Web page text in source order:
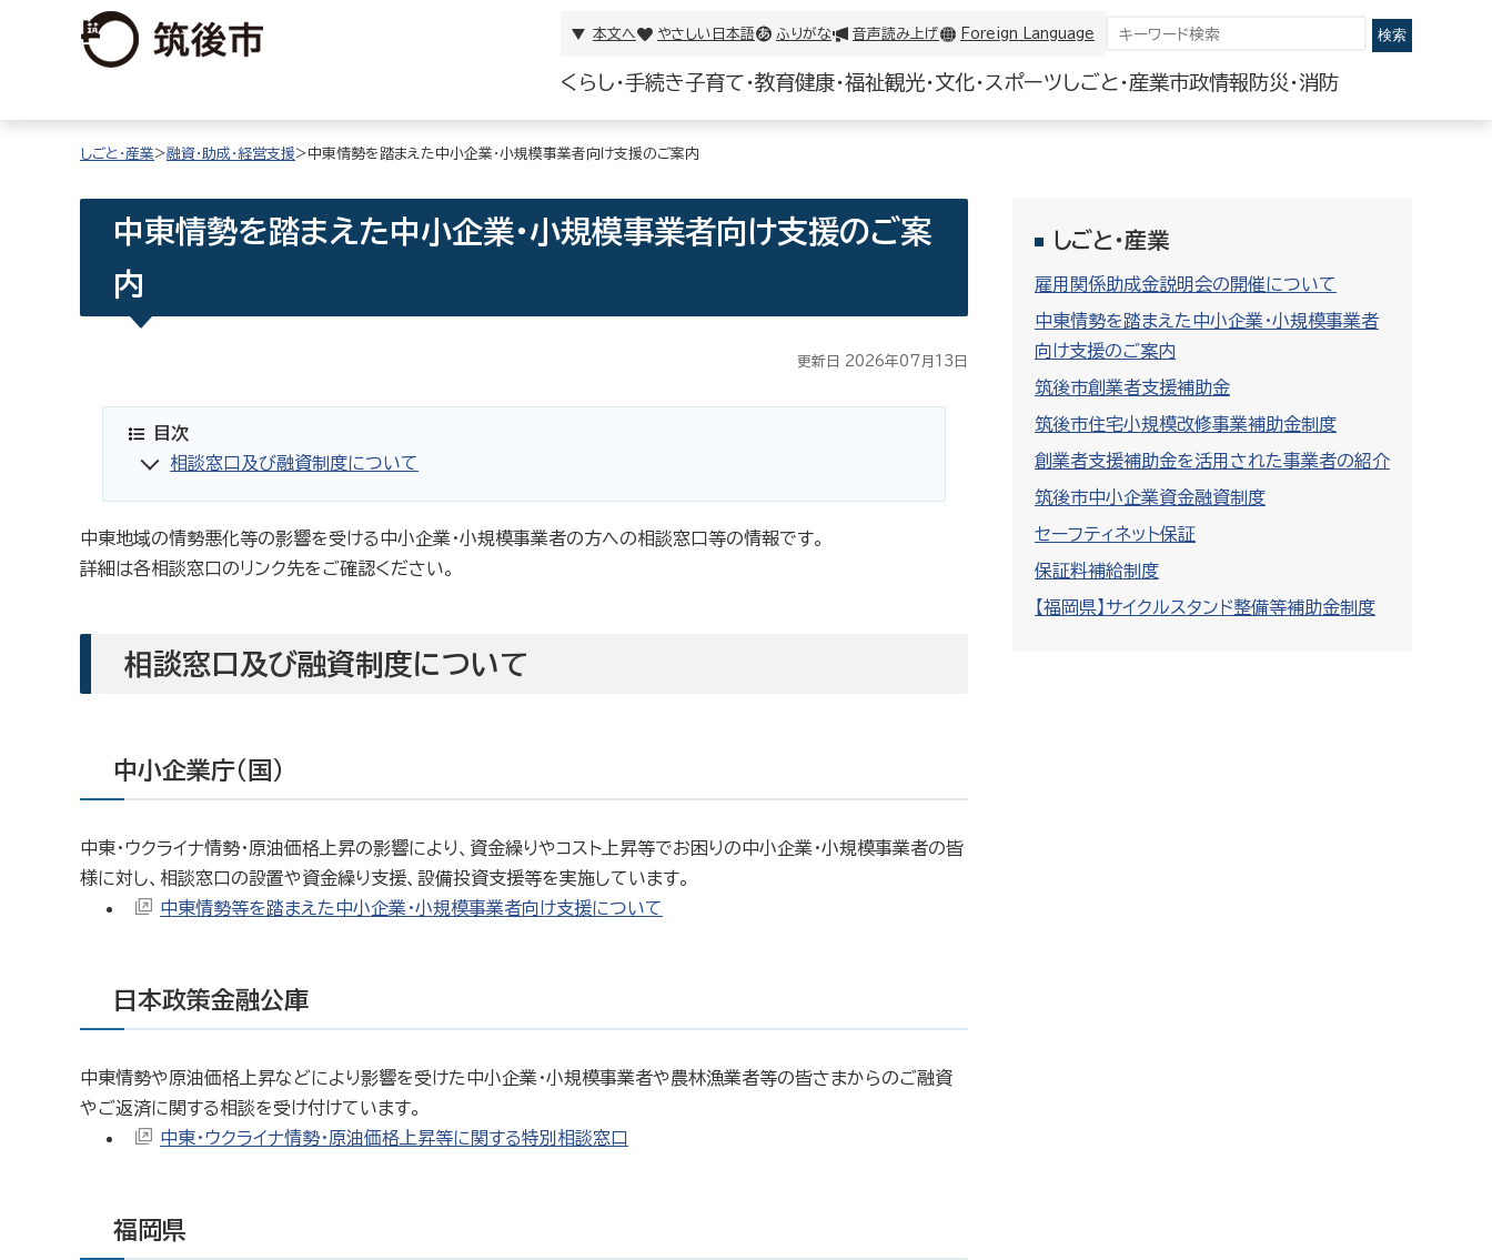
本文へ やさしい日本語 ふりがな 音声読み上げ Foreign Language
くらし・手続き子育て・教育健康・福祉観光・文化・スポーツしごと・産業市政情報 防災・消防
しごと・産業>融資・助成・経営支援>中東情勢を踏まえた中小企業・小規模事業者向け支援のご案内
しごと・産業
雇用関係助成金説明会の開催について
中東情勢を踏まえた中小企業・小規模事業者
向け支援のご案内
筑後市創業者支援補助金
筑後市住宅小規模改修事業補助金制度
創業者支援補助金を活用された事業者の紹介
筑後市中小企業資金融資制度
セーフティネット保証
保証料補給制度
【福岡県】サイクルスタンド整備等補助金制度
中東情勢を踏まえた中小企業・小規模事業者向け支援のご案
内
更新日 2026年07月13日
目次
相談窓口及び融資制度について
中東地域の情勢悪化等の影響を受ける中小企業・小規模事業者の方への相談窓口等の情報です。
詳細は各相談窓口のリンク先をご確認ください。
相談窓口及び融資制度について
中小企業庁（国）
中東・ウクライナ情勢・原油価格上昇の影響により、資金繰りやコスト上昇等でお困りの中小企業・小規模事業者の皆
様に対し、相談窓口の設置や資金繰り支援、設備投資支援等を実施しています。
中東情勢等を踏まえた中小企業・小規模事業者向け支援について
日本政策金融公庫
中東情勢や原油価格上昇などにより影響を受けた中小企業・小規模事業者や農林漁業者等の皆さまからのご融資
やご返済に関する相談を受け付けています。
中東・ウクライナ情勢・原油価格上昇等に関する特別相談窓口
福岡県